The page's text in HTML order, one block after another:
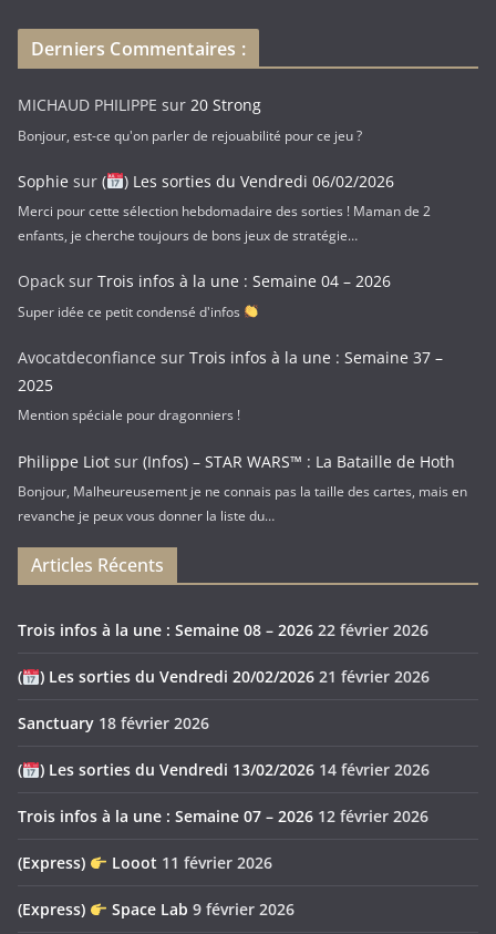
-
i
l
Derniers Commentaires :
MICHAUD PHILIPPE sur 20 Strong
Bonjour, est-ce qu'on parler de rejouabilité pour ce jeu ?
Sophie sur ( ) Les sorties du Vendredi 06/02/2026
Merci pour cette sélection hebdomadaire des sorties ! Maman de 2
enfants, je cherche toujours de bons jeux de stratégie…
Opack sur Trois infos à la une : Semaine 04 – 2026
Super idée ce petit condensé d'infos
Avocatdeconfiance sur Trois infos à la une : Semaine 37 –
2025
Mention spéciale pour dragonniers !
Philippe Liot sur (Infos) – STAR WARS™ : La Bataille de Hoth
Bonjour, Malheureusement je ne connais pas la taille des cartes, mais en
revanche je peux vous donner la liste du…
Articles Récents
Trois infos à la une : Semaine 08 – 2026 22 février 2026
( ) Les sorties du Vendredi 20/02/2026 21 février 2026
Sanctuary 18 février 2026
( ) Les sorties du Vendredi 13/02/2026 14 février 2026
Trois infos à la une : Semaine 07 – 2026 12 février 2026
(Express) Looot 11 février 2026
(Express) Space Lab 9 février 2026